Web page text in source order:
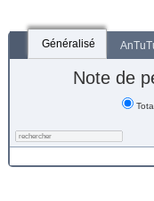
Généralisé
Note de